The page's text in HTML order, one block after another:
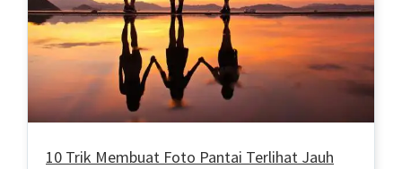
10 Trik Membuat Foto Pantai Terlihat Jauh